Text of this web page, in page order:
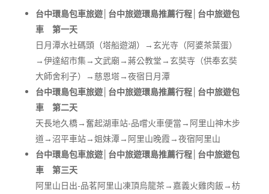
台中環島包車旅遊│台中旅遊環島推薦行程│台中旅遊包
車 第一天
日月潭水社碼頭（塔船遊湖）→玄光寺（阿婆茶葉蛋）
→伊達紹市集→文武廟→蔣公教堂→玄奘寺（供奉玄奘
大師舍利子）→慈恩塔→夜宿日月潭
台中環島包車旅遊│台中旅遊環島推薦行程│台中旅遊包
車 第二天
天長地久橋→奮起湖車站-品嚐火車便當→阿里山神木步
道→沼平車站→姐妹潭→阿里山晚霞→夜宿阿里山
台中環島包車旅遊│台中旅遊環島推薦行程│台中旅遊包
車 第三天
阿里山日出-品茗阿里山凍頂烏龍茶→嘉義火雞肉飯→枋